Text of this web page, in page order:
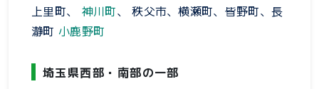
上里町、 神川町、 秩父市、横瀬町、皆野町、長
瀞町 小鹿野町
埼玉県西部・南部の一部